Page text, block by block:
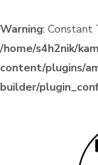
Warning: Constant
/home/s4h2nik/
content/plugins/
builder/